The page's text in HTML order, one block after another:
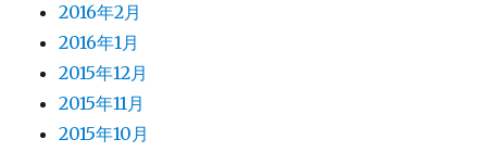
2016年2月
2016年1月
2015年12月
2015年11月
2015年10月